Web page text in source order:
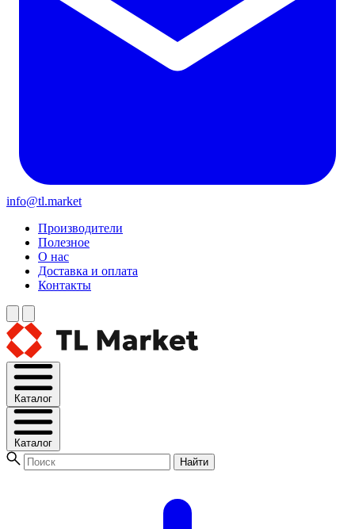
info@tl.market
Производители
Полезное
О нас
Доставка и оплата
Контакты
Каталог
Каталог
Найти